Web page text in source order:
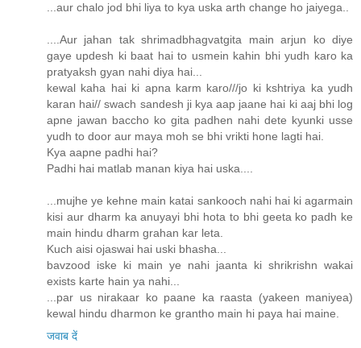
...aur chalo jod bhi liya to kya uska arth change ho jaiyega..
....Aur jahan tak shrimadbhagvatgita main arjun ko diye
gaye updesh ki baat hai to usmein kahin bhi yudh karo ka
pratyaksh gyan nahi diya hai...
kewal kaha hai ki apna karm karo///jo ki kshtriya ka yudh
karan hai// swach sandesh ji kya aap jaane hai ki aaj bhi log
apne jawan baccho ko gita padhen nahi dete kyunki usse
yudh to door aur maya moh se bhi vrikti hone lagti hai.
Kya aapne padhi hai?
Padhi hai matlab manan kiya hai uska....
...mujhe ye kehne main katai sankooch nahi hai ki agarmain
kisi aur dharm ka anuyayi bhi hota to bhi geeta ko padh ke
main hindu dharm grahan kar leta.
Kuch aisi ojaswai hai uski bhasha...
bavzood iske ki main ye nahi jaanta ki shrikrishn wakai
exists karte hain ya nahi...
...par us nirakaar ko paane ka raasta (yakeen maniyea)
kewal hindu dharmon ke grantho main hi paya hai maine.
जवाब दें